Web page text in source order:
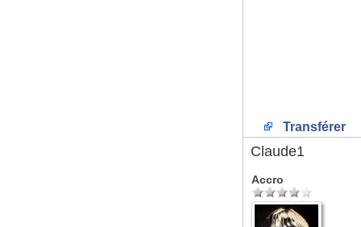
Transférer
Claude1
Accro